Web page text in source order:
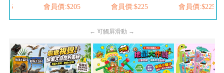
會員價:$205
會員價:$225
會員價:$225
← 可觸屏滑動 →